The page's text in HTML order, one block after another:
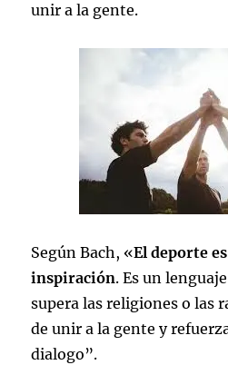
unir a la gente.
Según Bach, «El deporte
inspiración. Es un
supera las religiones o las
de unir a la gente y
dialogo”.